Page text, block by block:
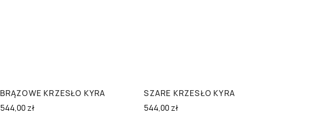
BRĄZOWE KRZESŁO KYRA
544,00 zł
SZARE KRZESŁO KYRA
544,00 zł